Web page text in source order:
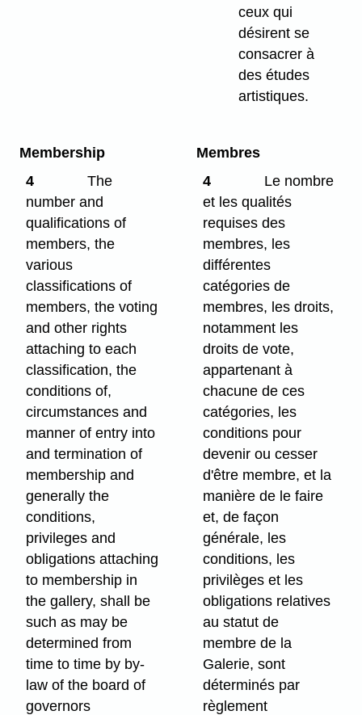
ceux qui
désirent se
consacrer à
des études
artistiques.
Membership
4
The
number and
qualifications of
members, the
various
classifications of
members, the voting
and other rights
attaching to each
classification, the
conditions of,
circumstances and
manner of entry into
and termination of
membership and
generally the
conditions,
privileges and
obligations attaching
to membership in
the gallery, shall be
such as may be
determined from
time to time by by-
law of the board of
governors
Membres
4
Le nombre
et les qualités
requises des
membres, les
différentes
catégories de
membres, les droits,
notamment les
droits de vote,
appartenant à
chacune de ces
catégories, les
conditions pour
devenir ou cesser
d'être membre, et la
manière de le faire
et, de façon
générale, les
conditions, les
privilèges et les
obligations relatives
au statut de
membre de la
Galerie, sont
déterminés par
règlement